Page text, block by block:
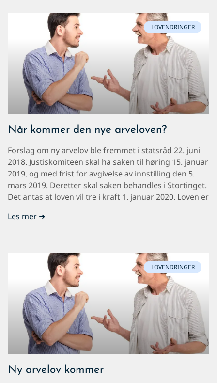
LOVENDRINGER
Når kommer den nye arveloven?
Forslag om ny arvelov ble fremmet i statsråd 22. juni
2018. Justiskomiteen skal ha saken til høring 15. januar
2019, og med frist for avgivelse av innstilling den 5.
mars 2019. Deretter skal saken behandles i Stortinget.
Det antas at loven vil tre i kraft 1. januar 2020. Loven er
Les mer ➜
LOVENDRINGER
Ny arvelov kommer